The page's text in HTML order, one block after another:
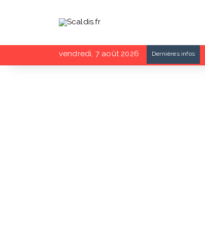
vendredi, 7 août 2026 Dernières infos